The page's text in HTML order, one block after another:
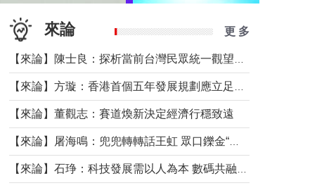
來論 更 多
【來論】董觀志：賽道煥新決定經濟行穩致遠